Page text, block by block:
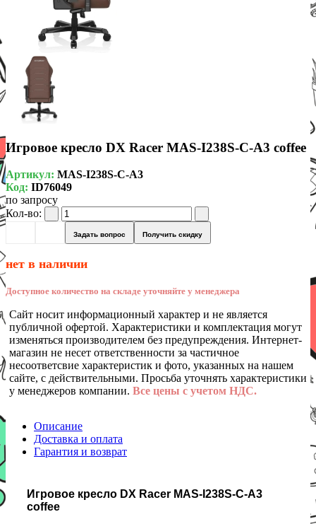
Игровое кресло DX Racer MAS-I238S-C-A3 coffee
Артикул: MAS-I238S-C-A3
Код: ID76049
по запросу
Кол-во:
Задать вопрос Получить скидку
нет в наличии
Доступное количество на складе уточняйте у менеджера
Сайт носит информационный характер и не является
публичной офертой. Характеристики и комплектация могут
изменяться производителем без предупреждения. Интернет-
магазин не несет ответственности за частичное
несоответсвие характеристик и фото, указанных на нашем
сайте, с действительными. Просьба уточнять характеристики
у менеджеров компании. Все цены с учетом НДС.
Описание
Доставка и оплата
Гарантия и возврат
Игровое кресло DX Racer MAS-I238S-C-A3
coffee